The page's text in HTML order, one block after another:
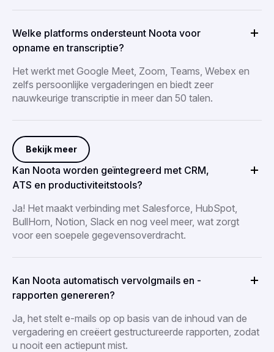
Welke platforms ondersteunt Noota voor
opname en transcriptie?
Het werkt met Google Meet, Zoom, Teams, Webex en
zelfs persoonlijke vergaderingen en biedt zeer
nauwkeurige transcriptie in meer dan 50 talen.
Bekijk meer
Kan Noota worden geïntegreerd met CRM,
ATS en productiviteitstools?
Ja! Het maakt verbinding met Salesforce, HubSpot,
BullHorn, Notion, Slack en nog veel meer, wat zorgt
voor een soepele gegevensoverdracht.
Kan Noota automatisch vervolgmails en -
rapporten genereren?
Ja, het stelt e-mails op op basis van de inhoud van de
vergadering en creëert gestructureerde rapporten, zodat
u nooit een actiepunt mist.